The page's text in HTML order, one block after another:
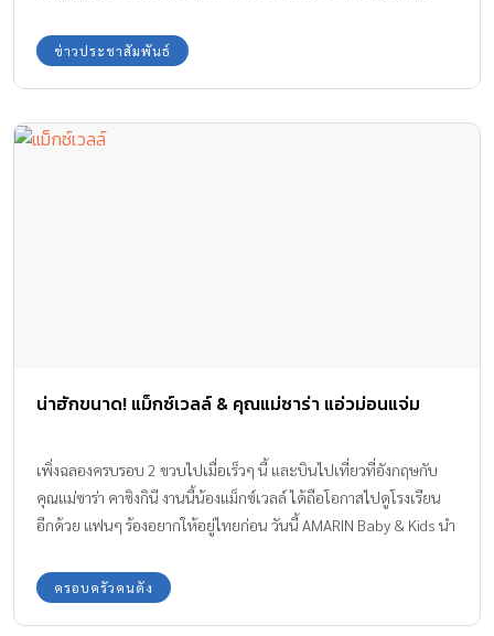
เช็ดสะอาด หอมสดชื่น (มูลค่า 109 บาท)ขั้นที่ 2 ช้อปครบ 1,499.-🎁
รับฟรี! กระเป๋านุ่มนิ่ม ลายโฮวาปิปี้สุดน่าร้าก 1 ใบ (มูลค่า 499 บาท!)
ข่าวประชาสัมพันธ์
น่าฮักขนาด! แม็กซ์เวลล์ & คุณแม่ซาร่า แอ่วม่อนแจ่ม
เพิ่งฉลองครบรอบ 2 ขวบไปเมื่อเร็วๆ นี้ และบินไปเที่ยวที่อังกฤษกับ
คุณแม่ซาร่า คาซิงกินี งานนี้น้องแม็กซ์เวลล์ ได้ถือโอกาสไปดูโรงเรียน
อีกด้วย แฟนๆ ร้องอยากให้อยู่ไทยก่อน วันนี้ AMARIN Baby & Kids นำ
ฝากแฟนๆ ให้หายคิดถึงกันก่อนจ้า
ครอบครัวคนดัง